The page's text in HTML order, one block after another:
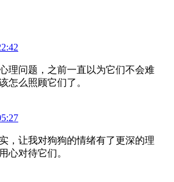
理问题，之前一直以为它们不会难
怎么照顾它们了。
，让我对狗狗的情绪有了更深的理
心对待它们。